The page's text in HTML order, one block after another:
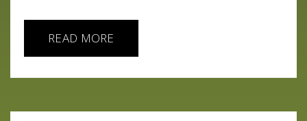
READ MORE